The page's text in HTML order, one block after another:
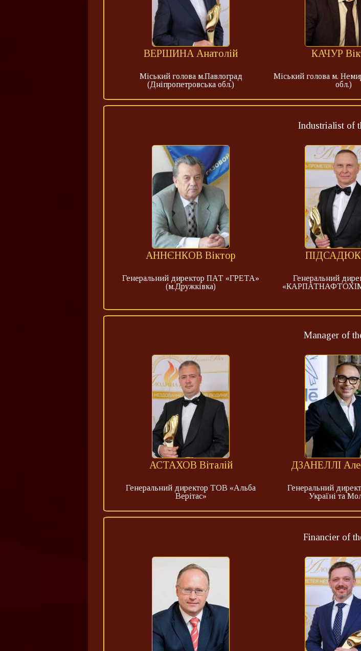
ВЕРШИНА Анатолій
Міський голова м.Павлоград
(Дніпропетровська обл.)
КАЧУР
Міський голова м.
обл.)
Industrialist of
АННЄНКОВ Віктор
Генеральний директор ПАТ «ГРЕТА»
(м.Дружківка)
ПІДСАДЮК
Генеральний
Manager of
АСТАХОВ Віталій
Генеральний директор ТОВ «Альба
Верітас»
ДЗАНЕЛЛІ
Генеральний
Україні та
Financier of